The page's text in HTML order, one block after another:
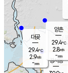
경서동
대곶
29.4℃
2.9m/s
-mm
양촌
29.4℃
2.8m/s
-mm